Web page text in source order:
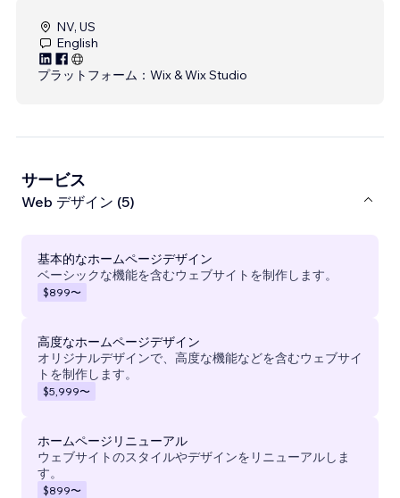
NV, US
English
プラットフォーム： Wix & Wix Studio
サービス
Web デザイン (5)
基本的なホームページデザイン
ベーシックな機能を含むウェブサイトを制作します。
$899〜
高度なホームページデザイン
オリジナルデザインで、高度な機能などを含むウェブサイ
トを制作します。
$5,999〜
ホームページリニューアル
ウェブサイトのスタイルやデザインをリニューアルしま
す。
$899〜